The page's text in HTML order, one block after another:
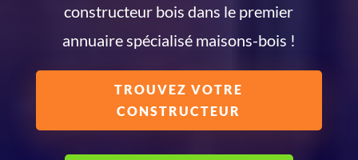
constructeur bois dans le premier
annuaire spécialisé maisons-bois !
TROUVEZ VOTRE
CONSTRUCTEUR